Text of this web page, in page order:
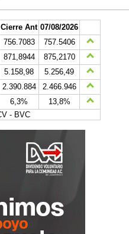
Cierre Ant 07/08/2026
756.7083
757.5406
871,8944
875,2170
5.158,98
5.256,49
2.390.884
2.466.946
6,3%
13,8%
- BVC